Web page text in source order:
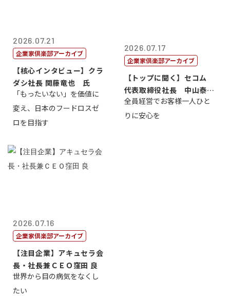
2026.07.21
企業家倶楽部アーカイブ
【核心インタビュー】クラ
ダシ社長 関藤竜也 氏
「もったいない」を価値に
変え、日本のフードロスゼ
ロを目指す
2026.07.17
企業家倶楽部アーカイブ
【トップに聞く】セコム
代表取締役社長 中山泰
男
全員経営でお客様一人ひと
りに安心を
2026.07.16
企業家倶楽部アーカイブ
【注目企業】アキュセラ会
長・社長兼ＣＥＯ窪田 良
世界から目の病気をなくし
たい